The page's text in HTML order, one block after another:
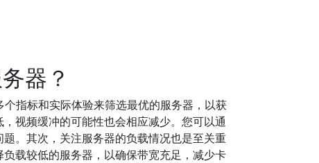
器？
指标和实际体验来筛选最优的服务器，以获
视频缓冲的可能性也会相应减少。您可以通
。其次，关注服务器的负载情况也是至关重
载较低的服务器，以确保带宽充足，减少卡